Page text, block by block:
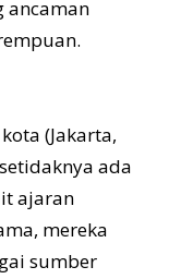
ancaman
(Jakarta,
ada
ajaran
mereka
sumber